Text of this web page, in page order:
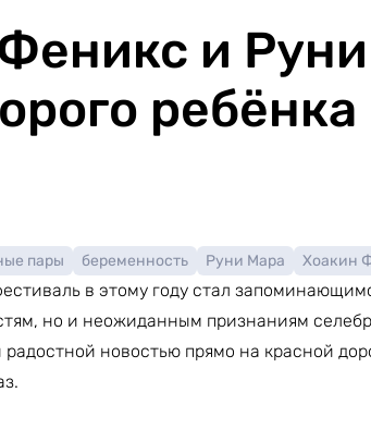
и
ребёнка
пары беременность Руни Мара Хоакин
в этому году стал
но и неожиданным признаниям
новостью прямо на красной